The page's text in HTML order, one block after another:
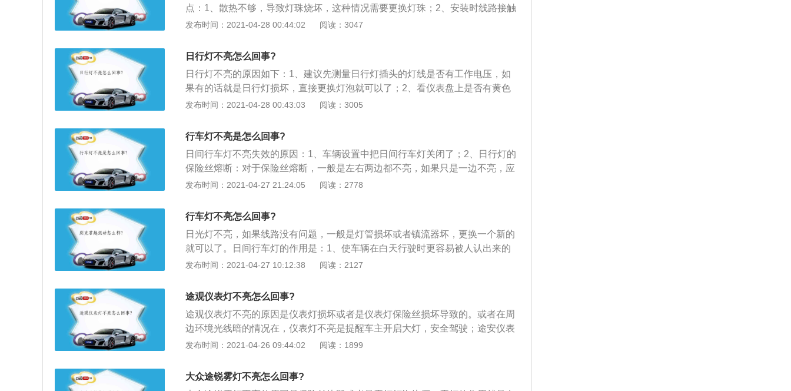
点：1、散热不够，导致灯珠烧坏，这种情况需要更换灯珠；2、安装时线路接触
不良，造成短路，这种情况应该消除线路故障；3、维修日行灯这种比较专业的
发布时间：2021-04-28 00:44:02 阅读：3047
日行灯不亮怎么回事?
日行灯不亮的原因如下：1、建议先测量日行灯插头的灯线是否有工作电压，如
果有的话就是日行灯损坏，直接更换灯泡就可以了；2、看仪表盘上是否有黄色
灯泡样子的故障灯亮起，如果有也是灯泡坏了，可以下车看哪边不亮，可以到4S
让司机看到路面，而是为了让别人知道有车来，属于信号灯的范畴。
发布时间：2021-04-28 00:43:03 阅读：3005
行车灯不亮是怎么回事?
日间行车灯不亮失效的原因：1、车辆设置中把日间行车灯关闭了；2、日行灯的
保险丝熔断：对于保险丝熔断，一般是左右两边都不亮，如果只是一边不亮，应
该不是保险丝的问题；3、线束故障：检查大灯控制模块到日行灯之间的线束；
题：如果灯泡的灯丝质量有问题，那么其阻值会随着温度的升高而增大，这会导
致工作电流随之减小，从而使日行灯熄灭。
发布时间：2021-04-27 21:24:05 阅读：2778
行车灯不亮怎么回事?
日光灯不亮，如果线路没有问题，一般是灯管损坏或者镇流器坏，更换一个新的
就可以了。日间行车灯的作用是：1、使车辆在白天行驶时更容易被人认出来的
灯具；2、它的功效不是为了使驾驶员能看清路面，而是为了让别人知道有一辆
日间行车灯，降低12.4%的车辆意外，同时也可降低26.4%的车祸死亡机率；总
之，白天行车灯的目的就是为了交通安全。
发布时间：2021-04-27 10:12:38 阅读：2127
途观仪表灯不亮怎么回事?
途观仪表灯不亮的原因是仪表灯损坏或者是仪表灯保险丝损坏导致的。或者在周
边环境光线暗的情况在，仪表灯不亮是提醒车主开启大灯，安全驾驶；途安仪表
灯是自动调节的。以下是仪表灯的相关内容：1、指示灯：平时开车最常见的指
的状况；2、警示灯：具有警示功能，例如燃油指示灯、车门状态指示灯、安全
带指示灯等。一般警示灯在驾驶员进行相应动作后熄灭，例如安全带指示灯，当
发布时间：2021-04-26 09:44:02 阅读：1899
大众途锐雾灯不亮怎么回事?